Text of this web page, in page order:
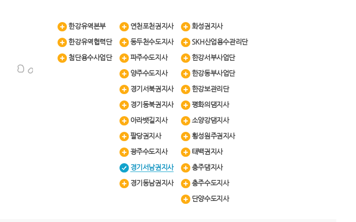
한강유역본부
한강유역협력단
첨단용수사업단
연천포천권지사
동두천수도지사
파주수도지사
양주수도지사
경기서북권지사
경기동북권지사
아라뱃길지사
팔당권지사
광주수도지사
경기서남권지사
경기동남권지사
화성권지사
SKH산업용수관리단
한강서부사업단
한강동부사업단
한강보관리단
평화의댐지사
소양강댐지사
횡성원주권지사
태백권지사
충주댐지사
충주수도지사
단양수도지사